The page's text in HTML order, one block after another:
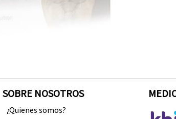
SOBRE NOSOTROS
¿Quienes somos?